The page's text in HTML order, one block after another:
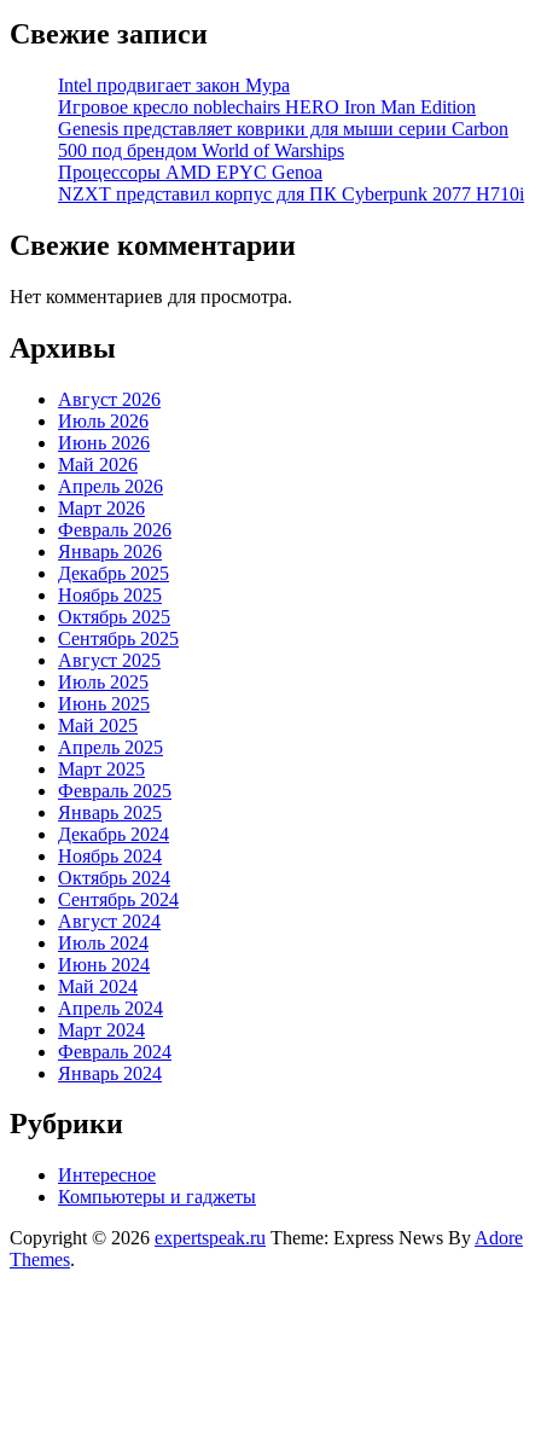
Свежие записи
Intel продвигает закон Мура
Игровое кресло noblechairs HERO Iron Man Edition
Genesis представляет коврики для мыши серии Carbon
500 под брендом World of Warships
Процессоры AMD EPYC Genoa
NZXT представил корпус для ПК Cyberpunk 2077 H710i
Свежие комментарии
Нет комментариев для просмотра.
Архивы
Август 2026
Июль 2026
Июнь 2026
Май 2026
Апрель 2026
Март 2026
Февраль 2026
Январь 2026
Декабрь 2025
Ноябрь 2025
Октябрь 2025
Сентябрь 2025
Август 2025
Июль 2025
Июнь 2025
Май 2025
Апрель 2025
Март 2025
Февраль 2025
Январь 2025
Декабрь 2024
Ноябрь 2024
Октябрь 2024
Сентябрь 2024
Август 2024
Июль 2024
Июнь 2024
Май 2024
Апрель 2024
Март 2024
Февраль 2024
Январь 2024
Рубрики
Интересное
Компьютеры и гаджеты
Copyright © 2026 expertspeak.ru Theme: Express News By Adore
Themes.